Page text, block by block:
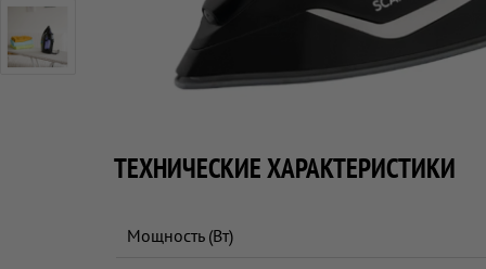
ТЕХНИЧЕСКИЕ ХАРАКТЕРИСТИКИ
Мощность (Вт)